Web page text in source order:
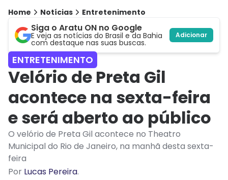
Home Notícias Entretenimento
Siga o Aratu ON no Google
E veja as notícias do Brasil e da Bahia
com destaque nas suas buscas.
Adicionar
ENTRETENIMENTO
Velório de Preta Gil
acontece na sexta-feira
e será aberto ao público
O velório de Preta Gil acontece no Theatro
Municipal do Rio de Janeiro, na manhã desta sexta-
feira
Por Lucas Pereira.